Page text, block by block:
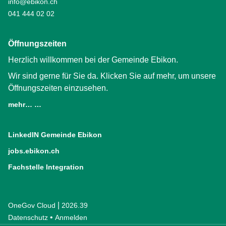
041 444 02 02
Öffnungszeiten
Herzlich willkommen bei der Gemeinde Ebikon.
Wir sind gerne für Sie da. Klicken Sie auf mehr, um unsere
Öffnungszeiten einzusehen.
mehr… …
LinkedIN Gemeinde Ebikon
jobs.ebikon.ch
Fachstelle Integration
OneGov Cloud (External Link)
2026.39
Datenschutz (External Link)
Anmelden